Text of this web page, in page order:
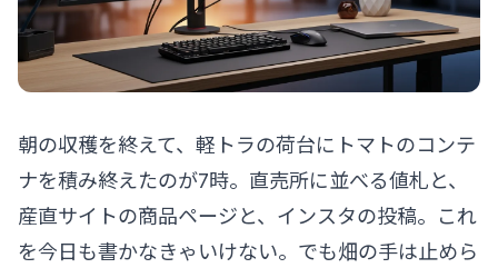
朝の収穫を終えて、軽トラの荷台にトマトのコンテ
ナを積み終えたのが7時。直売所に並べる値札と、
産直サイトの商品ページと、インスタの投稿。これ
を今日も書かなきゃいけない。でも畑の手は止めら